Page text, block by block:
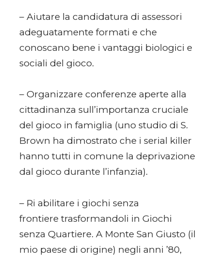
– Aiutare la candidatura di assessori
adeguatamente formati e che
conoscano bene i vantaggi biologici e
sociali del gioco.
– Organizzare conferenze aperte alla
cittadinanza sull’importanza cruciale
del gioco in famiglia (uno studio di S.
Brown ha dimostrato che i serial killer
hanno tutti in comune la deprivazione
dal gioco durante l’infanzia).
– Ri abilitare i giochi senza
frontiere trasformandoli in Giochi
senza Quartiere. A Monte San Giusto (il
mio paese di origine) negli anni ’80,